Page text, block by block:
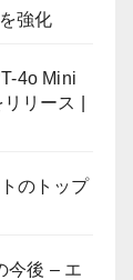
強化
4o Mini
リース |
のトップ
今後 – エ